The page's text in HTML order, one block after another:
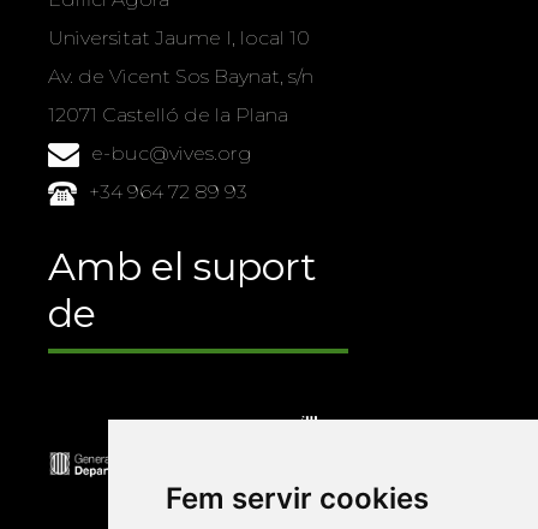
Fem servir cookies
Universitat Jaume I, local 10
Av. de Vicent Sos Baynat, s/n
12071 Castelló de la Plana
e-buc@vives.org
+34 964 72 89 93
Amb el suport
de